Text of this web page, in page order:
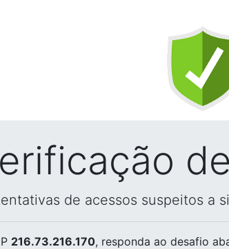
de acessos suspeitos a
216.73.216.170, responda ao desafio